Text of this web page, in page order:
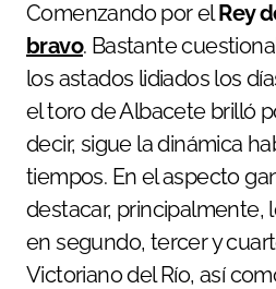
Comenzando por elRey
bravo. Bastante
los astados lidiados los
el toro de Albacete brilló
decir, sigue la dinámica
tiempos. En el aspecto
destacar, principalmente,
en segundo, tercer y
Victoriano del Río, así